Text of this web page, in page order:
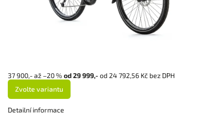
37 900,-až –20 % od 29 999,- od 24 792,56 Kč bez DPH
Zvolte variantu
Detailní informace